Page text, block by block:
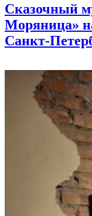
Сказочный
Моряница»
Санкт-